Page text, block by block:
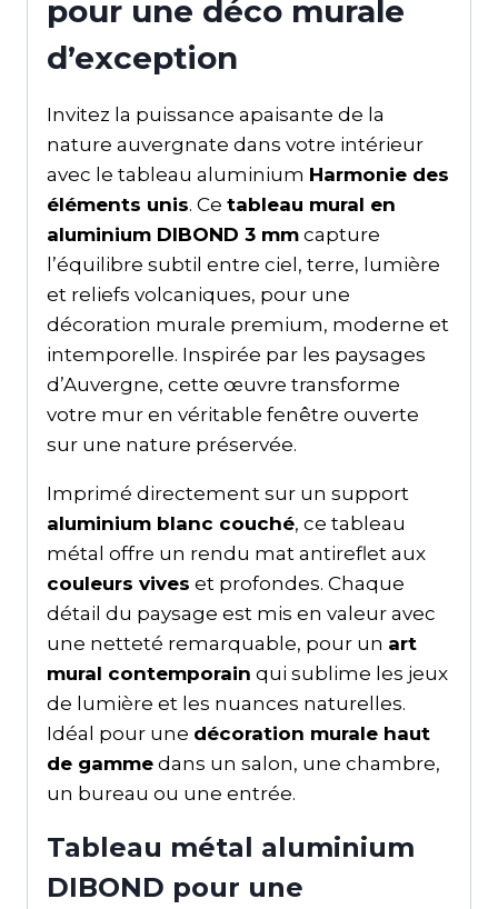
pour une déco murale
d’exception
Invitez la puissance apaisante de la
nature auvergnate dans votre intérieur
avec le tableau aluminium Harmonie des
éléments unis. Ce tableau mural en
aluminium DIBOND 3 mm capture
l’équilibre subtil entre ciel, terre, lumière
et reliefs volcaniques, pour une
décoration murale premium, moderne et
intemporelle. Inspirée par les paysages
d’Auvergne, cette œuvre transforme
votre mur en véritable fenêtre ouverte
sur une nature préservée.
Imprimé directement sur un support
aluminium blanc couché, ce tableau
métal offre un rendu mat antireflet aux
couleurs vives et profondes. Chaque
détail du paysage est mis en valeur avec
une netteté remarquable, pour un art
mural contemporain qui sublime les jeux
de lumière et les nuances naturelles.
Idéal pour une décoration murale haut
de gamme dans un salon, une chambre,
un bureau ou une entrée.
Tableau métal aluminium
DIBOND pour une